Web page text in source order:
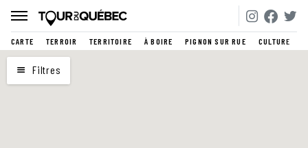
CARTE TERROIR TERRITOIRE À BOIRE PIGNON SUR RUE CULTURE
CARTE
Filtres